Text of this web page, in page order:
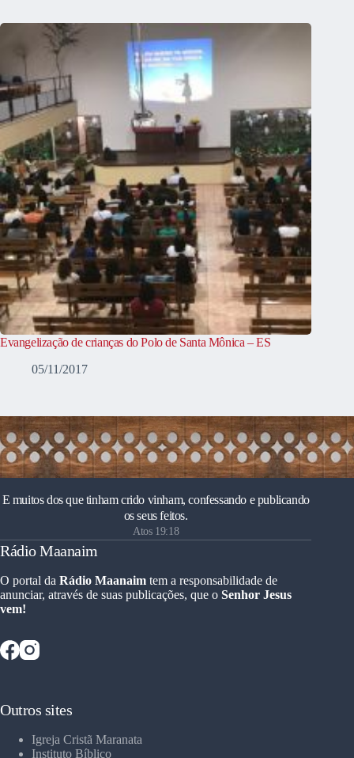
Evangelização de crianças do Polo de Santa Mônica – ES
05/11/2017
E muitos dos que tinham crido vinham, confessando e publicando
os seus feitos.
Atos 19:18
Rádio Maanaim
O portal da Rádio Maanaim tem a responsabilidade de
anunciar, através de suas publicações, que o Senhor Jesus
vem!
Outros sites
Igreja Cristã Maranata
Instituto Bíblico